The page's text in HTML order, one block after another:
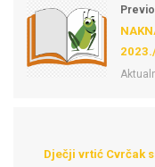
Dječji vrtić Cvrčak